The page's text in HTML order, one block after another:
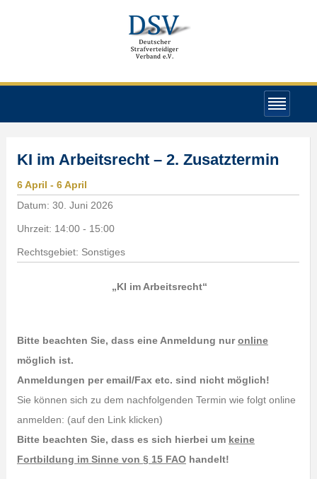
KI im Arbeitsrecht – 2. Zusatztermin
6April - 6April
Datum: 30. Juni 2026
Uhrzeit: 14:00 - 15:00
Rechtsgebiet: Sonstiges
„KI im Arbeitsrecht“
Bitte beachten Sie, dass eine Anmeldung nuronline
möglich ist.
Anmeldungen per email/Fax etc. sind nicht möglich!
Sie können sich zu dem nachfolgenden Termin wie folgt online
anmelden: (auf den Link klicken)
Bitte beachten Sie, dass es sich hierbei um keine
Fortbildung im Sinne von § 15 FAOhandelt!